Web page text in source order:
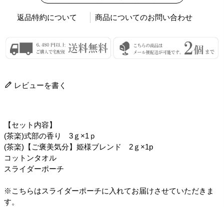
返品特約について 商品についてのお問い合わせ
レビューを書く
【セット内容】
(茶楽)式部の香り 3ｇ×1ｐ
(茶楽)【ご褒美気分】姫様ブレンド 2ｇ×1p
コットンタオル
スライダーポーチ
※こちらはスライダーポーチに入れてお届けさせていただきま
す。